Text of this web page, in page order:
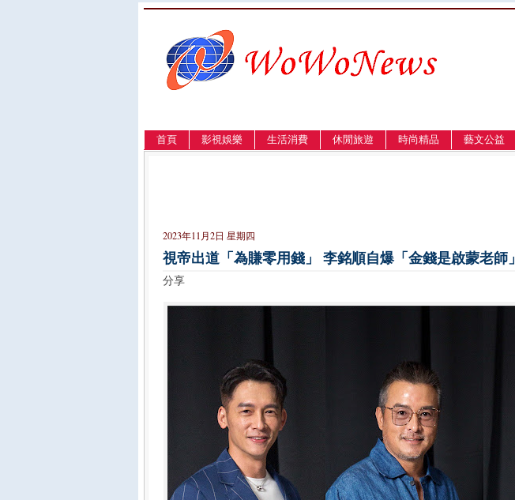
首頁 影視娛樂 生活消費 休閒旅遊 時尚精品 藝文公益
2023年11月2日 星期四
視帝出道「為賺零用錢」 李銘順自爆「金錢是啟蒙老師」
分享